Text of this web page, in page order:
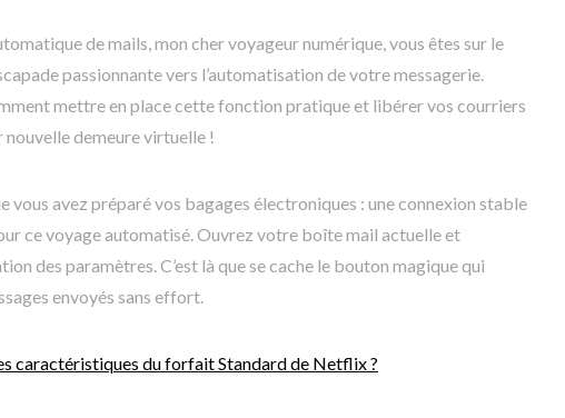
de mails, mon cher voyageur numérique, vous êtes sur le
passionnante vers l’automatisation de votre messagerie.
mettre en place cette fonction pratique et libérer vos courriers
demeure virtuelle !
vous avez préparé vos bagages électroniques : une connexion stable
ce voyage automatisé. Ouvrez votre boîte mail actuelle et
des paramètres. C’est là que se cache le bouton magique qui
envoyés sans effort.
caractéristiques du forfait Standard de Netflix ?